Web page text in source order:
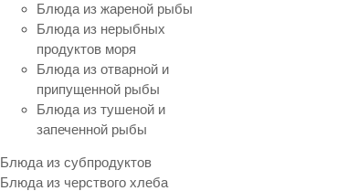
Блюда из жареной рыбы
Блюда из нерыбных
продуктов моря
Блюда из отварной и
припущенной рыбы
Блюда из тушеной и
запеченной рыбы
Блюда из субпродуктов
Блюда из черствого хлеба